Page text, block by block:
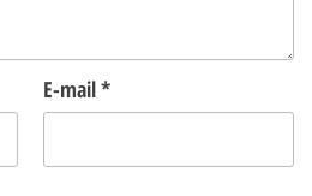
E-mail*